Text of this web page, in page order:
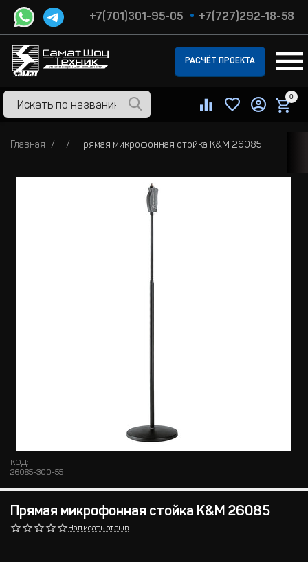
+7(701)301-95-05 +7(727)292-18-58
РАСЧЁТ ПРОЕКТА
0
Главная Прямая микрофонная стойка K&M 26085
КОД:
26085-300-55
Прямая микрофонная стойка K&M 26085
Написать отзыв